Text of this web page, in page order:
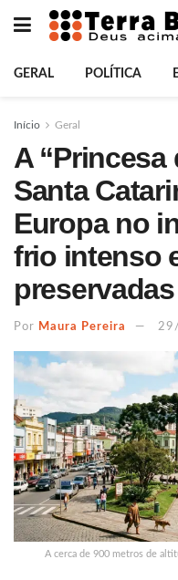
GERAL POLÍTICA
Início Geral
A “Princesa
Santa
Europa no
frio intenso
preservadas
Por Maura Pereira
A cerca de 900 metros de